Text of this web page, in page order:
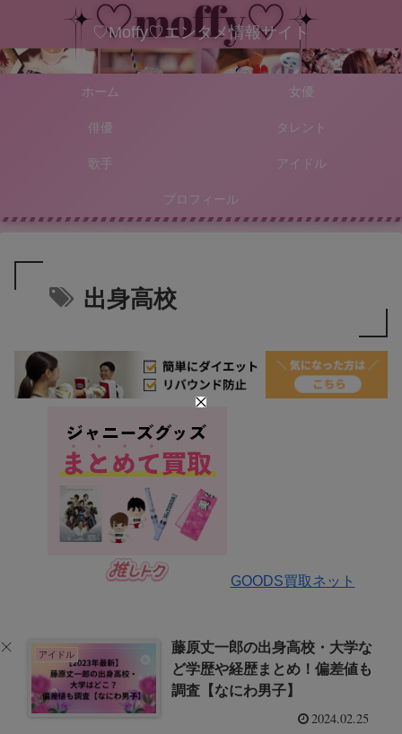
♡Moffy♡エンタメ情報サイト
ホーム 女優
俳優 タレント
歌手 アイドル
プロフィール
出身高校
GOODS買取ネット
アイドル
藤原丈一郎の出身高校・大学な
ど学歴や経歴まとめ！偏差値も
調査【なにわ男子】
2024.02.25